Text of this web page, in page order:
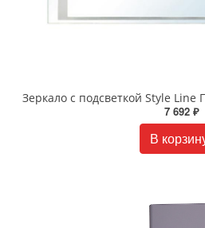
Зеркало с подсветкой Style Line
7 692 ₽
В